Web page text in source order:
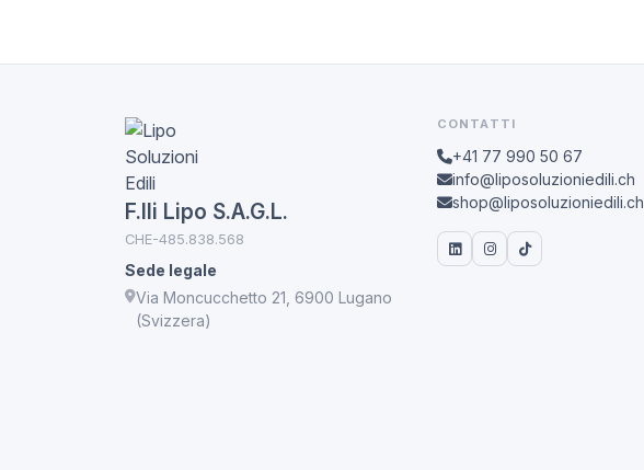
F.lli Lipo S.A.G.L.
CHE-485.838.568
Sede legale
Via Moncucchetto 21, 6900 Lugano
(Svizzera)
CONTATTI
+41 77 990 50 67
info@liposoluzioniedili.ch
shop@liposoluzioniedili.ch